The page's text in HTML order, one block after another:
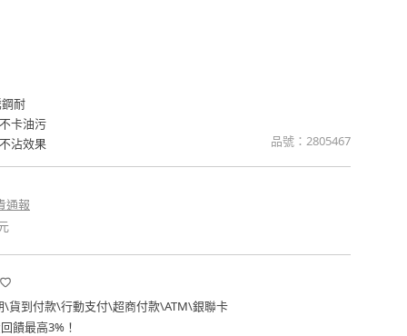
耐
卡油污
沾效果
品號： 2805467
通報
\貨到付款\行動支付\超商付款\ATM\銀聯卡
饋最高3%！